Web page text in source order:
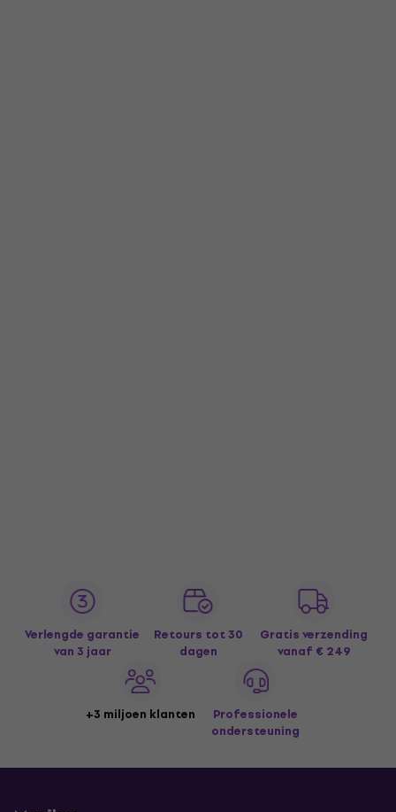
Verlengde garantie
van 3 jaar
Retours tot 30
dagen
Gratis verzending
vanaf € 249
+3 miljoen klanten
Professionele
ondersteuning